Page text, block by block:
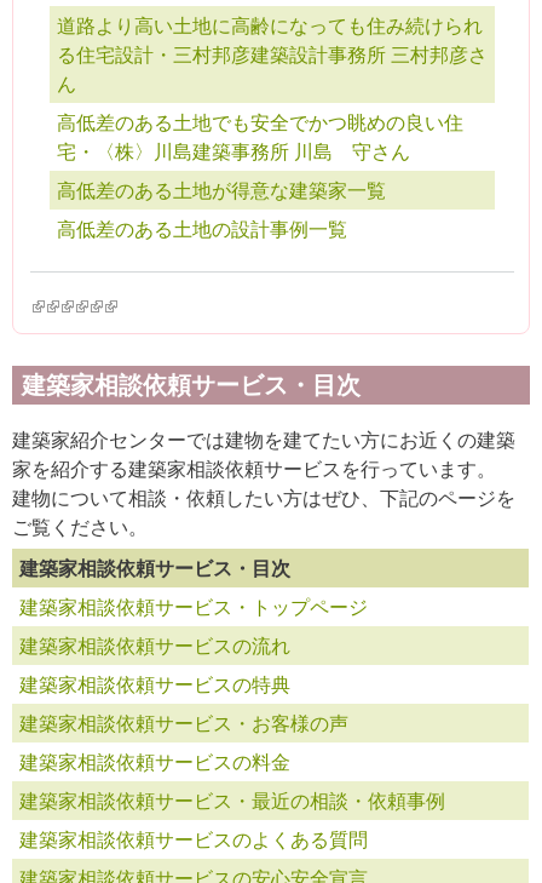
道路より高い土地に高齢になっても住み続けられ
る住宅設計・三村邦彦建築設計事務所 三村邦彦さ
ん
高低差のある土地でも安全でかつ眺めの良い住
宅・〈株〉川島建築事務所 川島 守さん
高低差のある土地が得意な建築家一覧
高低差のある土地の設計事例一覧
(link is external)
(link is external)
(link is external)
(link is external)
(link is external)
(link is external)
建築家相談依頼サービス・目次
建築家紹介センターでは建物を建てたい方にお近くの建築
家を紹介する建築家相談依頼サービスを行っています。
建物について相談・依頼したい方はぜひ、下記のページを
ご覧ください。
建築家相談依頼サービス・目次
建築家相談依頼サービス・トップページ
建築家相談依頼サービスの流れ
建築家相談依頼サービスの特典
建築家相談依頼サービス・お客様の声
建築家相談依頼サービスの料金
建築家相談依頼サービス・最近の相談・依頼事例
建築家相談依頼サービスのよくある質問
建築家相談依頼サービスの安心安全宣言